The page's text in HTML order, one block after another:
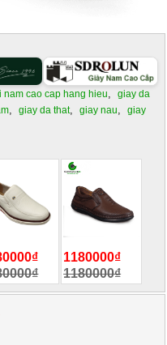
nam cao cap hang hieu, giay da
, giay da that, giay nau, giay
1180000₫
1180000₫